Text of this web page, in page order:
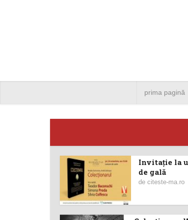
prima pagină
Invitație la
de gală
de citeste-ma.ro